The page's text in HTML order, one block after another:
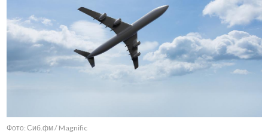
Фото: Сиб.фм / Magnific